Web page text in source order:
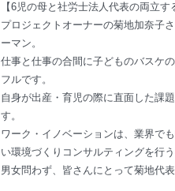
【6児の母と社労士法人代表の両立す
プロジェクトオーナーの菊地加奈子
ーマン。
仕事と仕事の合間に子どものバスケ
フルです。
自身が出産・育児の際に直面した課
す。
ワーク・イノベーションは、業界で
い環境づくりコンサルティングを行う
男女問わず、皆さんにとって菊地代